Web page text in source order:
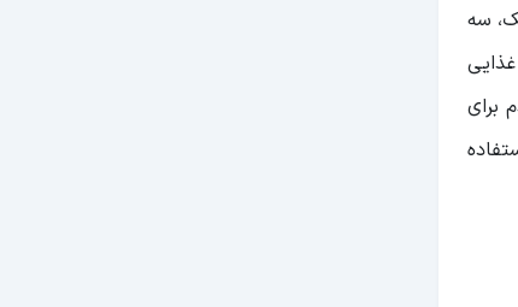
سه
برای